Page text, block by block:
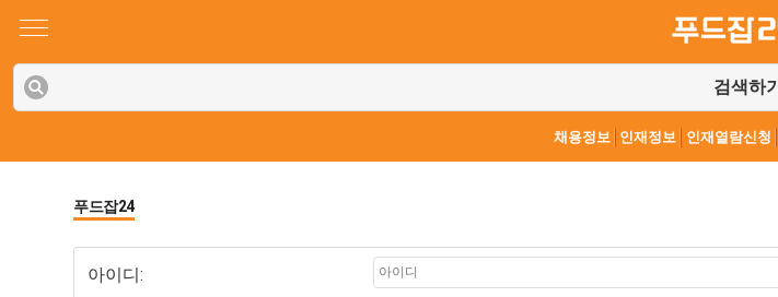
검색하기
채용정보 인재정보 인재열람신청
푸드잡24
아이디: